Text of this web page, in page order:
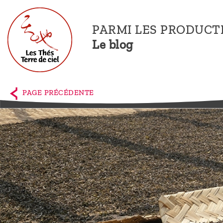
PARMI LES
Le blog
Accueil
La
boutique
Terre de
Ciel
Parmi les
producteurs,
le blog
Qui
PAGE PRÉCÉDENTE